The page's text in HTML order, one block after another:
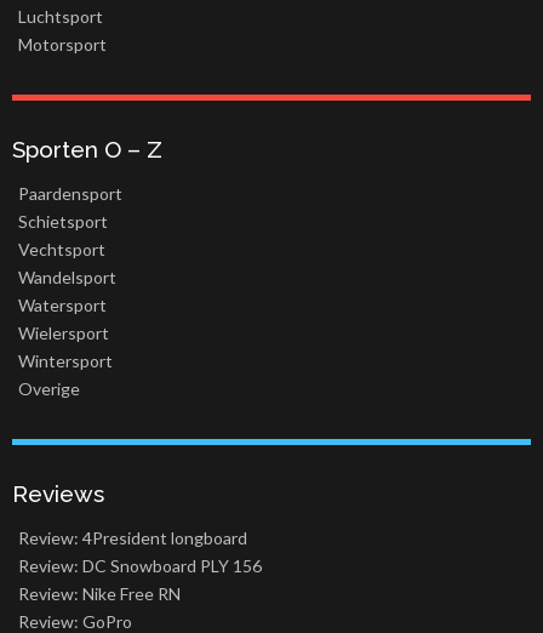
Luchtsport
Motorsport
Sporten O – Z
Paardensport
Schietsport
Vechtsport
Wandelsport
Watersport
Wielersport
Wintersport
Overige
Reviews
Review: 4President longboard
Review: DC Snowboard PLY 156
Review: Nike Free RN
Review: GoPro